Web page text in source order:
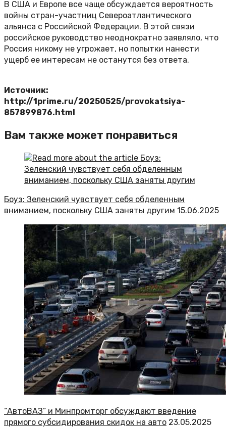
В США и Европе все чаще обсуждается вероятность
войны стран-участниц Североатлантического
альянса с Российской Федерации. В этой связи
российское руководство неоднократно заявляло, что
Россия никому не угрожает, но попытки нанести
ущерб ее интересам не останутся без ответа.
Источник:
http://1prime.ru/20250525/provokatsiya-
857899876.html
Вам также может понравиться
Боуз: Зеленский чувствует себя обделенным
вниманием, поскольку США заняты другим 15.06.2025
“АвтоВАЗ” и Минпромторг обсуждают введение
прямого субсидирования скидок на авто 23.05.2025